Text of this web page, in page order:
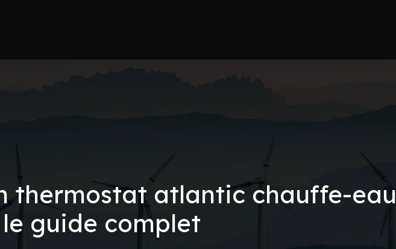
thermostat atlantic chauffe-eau
guide complet